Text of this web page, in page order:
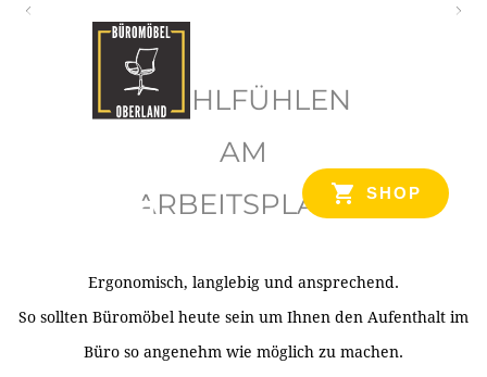
SHOP
WOHLFÜHLEN
AM
ARBEITSPLATZ
Ergonomisch, langlebig und ansprechend.
So sollten Büromöbel heute sein um Ihnen den Aufenthalt im
Büro so angenehm wie möglich zu machen.